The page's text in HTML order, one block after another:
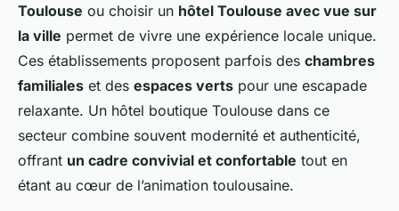
Toulouse ou choisir un hôtel Toulouse avec vue sur
la ville permet de vivre une expérience locale unique.
Ces établissements proposent parfois des chambres
familiales et des espaces verts pour une escapade
relaxante. Un hôtel boutique Toulouse dans ce
secteur combine souvent modernité et authenticité,
offrant un cadre convivial et confortable tout en
étant au cœur de l’animation toulousaine.